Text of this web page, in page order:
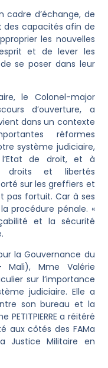
d’échange, de
capacités afin de
les nouvelles
et de lever les
se poser dans leur
le Colonel-major
d’ouverture, a
dans un contexte
réformes
système judiciaire,
de droit, et à
droits et libertés
sur les greffiers et
pas fortuit. Car à ses
procédure pénale. «
et la sécurité
la Gouvernance du
Mali), Mme Valérie
sur l’importance
judiciaire. Elle a
son bureau et la
a réitéré
aux côtés des FAMa
Justice Militaire en